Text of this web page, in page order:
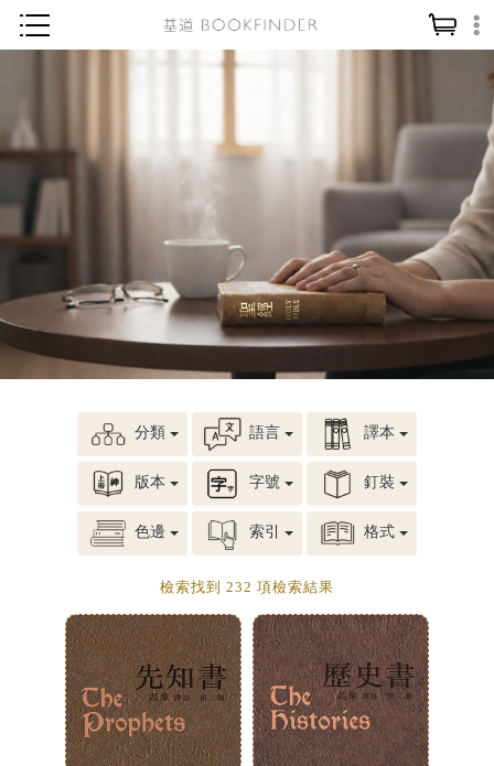
聖經
靈修／禱告
信徒生活
教會事工
社會／倫理
哲學／宗教比較
見證／傳記
文藝／勵志
精選影音
其他
禮品專區
得獎作品推介
分類 語言 譯本
版本 字號 釘裝
色邊 索引 格式
檢索找到 232 項檢索結果